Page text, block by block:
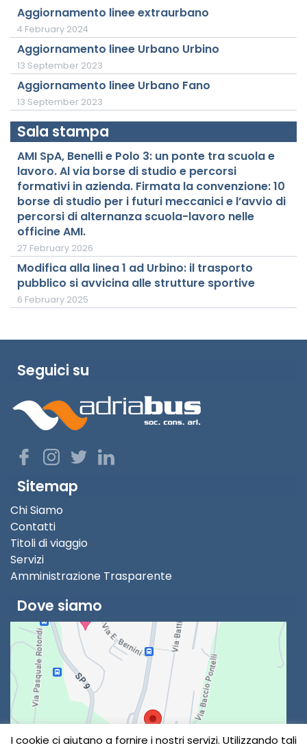
Aggiornamento linee extraurbano
4 February 2024
Aggiornamento linee Urbano Urbino
13 September 2023
Aggiornamento linee Urbano Fano
13 September 2023
Sala stampa
AMI SpA, Benelli e Polo 3: un ponte tra scuola e
lavoro. Al via borse di studio e percorsi
formativi in azienda. Firmata la convenzione: 10
borse di studio per i futuri meccanici e l’avvio di
percorsi di alternanza scuola-lavoro nelle
officine AMI.
27 February 2026
Modifica alla linea 1 ad Urbino: il trasporto
pubblico si avvicina alle strutture sportive
6 February 2025
Seguici su
Sitemap
Chi Siamo
Contatti
Titoli di viaggio
Servizi
Amministrazione Trasparente
Dove siamo
I cookie ci aiutano a fornire i nostri servizi. Utilizzando tali